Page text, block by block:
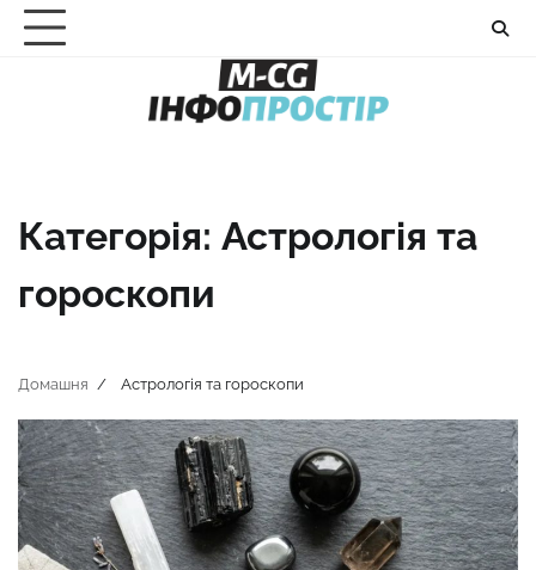
Перейти
Категорія: Астрологія та
гороскопи
Домашня Астрологія та гороскопи